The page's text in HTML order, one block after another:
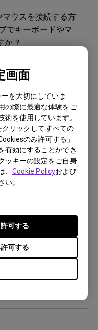
画面
を大切にしていま
の際に最適な体験をご
を使用しています。
クリックしてすべての
のみ許可する」
有効にすることができ
ッキーの設定をご自身
Cookie Policyおよび
い。
可する
可する
ウスを接続する方
でキーボードやマ
か？
いるノートPCや
が「ダウン
ラー メッセージ
リングマイクの設
で適切に表示で
どのくらいです
意図したとおりに
回避または解消す